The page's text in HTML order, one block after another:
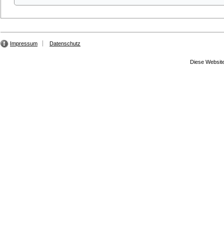
Impressum Datenschutz
Diese